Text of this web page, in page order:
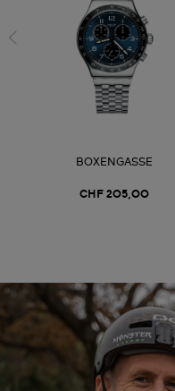
BOXENGASSE
CHF 205,00